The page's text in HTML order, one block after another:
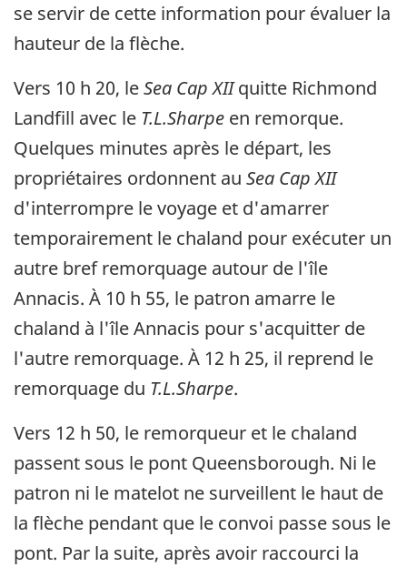
se servir de cette information pour évaluer la
hauteur de la flèche.
Vers 10 h 20, leSea Cap XIIquitte Richmond
Landfill avec le T.L.Sharpe en remorque.
Quelques minutes après le départ, les
propriétaires ordonnent au Sea Cap XII
d'interrompre le voyage et d'amarrer
temporairement le chaland pour exécuter un
autre bref remorquage autour de l'île
Annacis. À 10 h 55, le patron amarre le
chaland à l'île Annacis pour s'acquitter de
l'autre remorquage. À 12 h 25, il reprend le
remorquage du T.L.Sharpe.
Vers 12 h 50, le remorqueur et le chaland
passent sous le pont Queensborough. Ni le
patron ni le matelot ne surveillent le haut de
la flèche pendant que le convoi passe sous le
pont. Par la suite, après avoir raccourci la